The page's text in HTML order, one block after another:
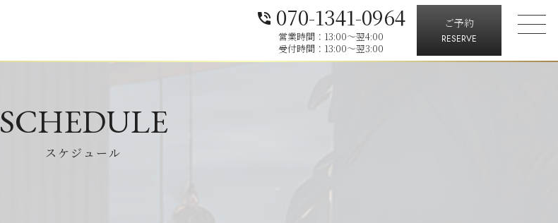
phone_in_talk 070-1341-0964
営業時間：13:00～翌4:00
受付時間：13:00～翌3:00
ご予約
RESERVE
スケジュール
SCHEDULE